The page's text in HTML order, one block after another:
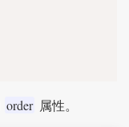
order 属性。